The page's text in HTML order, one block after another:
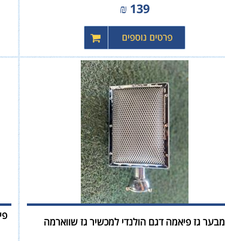
139
₪
מבער גז פיאמה דגם הולנדי למכשיר גז שווארמה